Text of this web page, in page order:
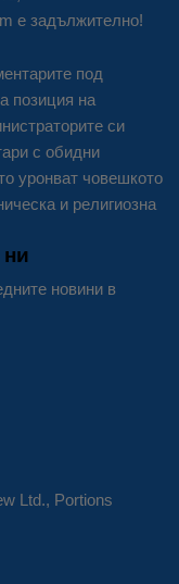
е задължително!
под
позиция на
си
с обидни
уронват човешкото
и религиозна
новини в
Ltd., Portions